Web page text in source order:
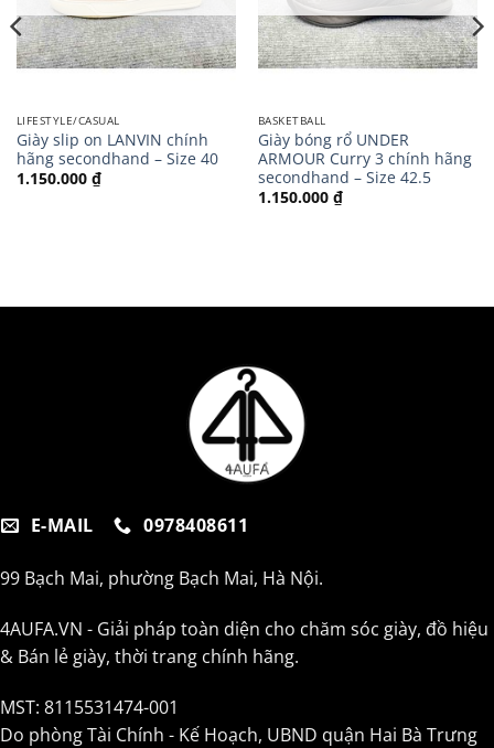
LIFESTYLE/CASUAL
Giày slip on LANVIN chính
hãng secondhand – Size 40
1.150.000 ₫
BASKETBALL
Giày bóng rổ UNDER
ARMOUR Curry 3 chính hãng
secondhand – Size 42.5
1.150.000 ₫
E-MAIL 0978408611
99 Bạch Mai, phường Bạch Mai, Hà Nội.
4AUFA.VN - Giải pháp toàn diện cho chăm sóc giày, đồ hiệu
& Bán lẻ giày, thời trang chính hãng.
MST: 8115531474-001
Do phòng Tài Chính - Kế Hoạch, UBND quận Hai Bà Trưng